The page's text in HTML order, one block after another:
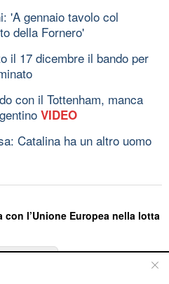
'A gennaio tavolo col
della Fornero'
il 17 dicembre il bando per
con il Tottenham, manca
VIDEO
Catalina ha un altro uomo
con l’Unione Europea nella lotta